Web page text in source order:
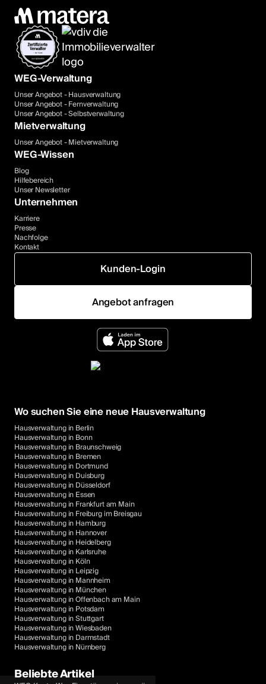
WEG-Verwaltung
Unser Angebot - Hausverwaltung
Unser Angebot - Fernverwaltung
Unser Angebot - Selbstverwaltung
Mietverwaltung
Unser Angebot - Mietverwaltung
WEG-Wissen
Blog
Hilfebereich
Unser Newsletter
Unternehmen
Karriere
Presse
Nachfolge
Kontakt
Kunden-Login
Angebot anfragen
Wo suchen Sie eine neue Hausverwaltung
Hausverwaltung in Berlin
Hausverwaltung in Bonn
Hausverwaltung in Braunschweig
Hausverwaltung in Bremen
Hausverwaltung in Dortmund
Hausverwaltung in Duisburg
Hausverwaltung in Düsseldorf
Hausverwaltung in Essen
Hausverwaltung in Frankfurt am Main
Hausverwaltung in Freiburg im Breisgau
Hausverwaltung in Hamburg
Hausverwaltung in Hannover
Hausverwaltung in Heidelberg
Hausverwaltung in Karlsruhe
Hausverwaltung in Köln
Hausverwaltung in Leipzig
Hausverwaltung in Mannheim
Hausverwaltung in München
Hausverwaltung in Offenbach am Main
Hausverwaltung in Potsdam
Hausverwaltung in Stuttgart
Hausverwaltung in Wiesbaden
Hausverwaltung in Darmstadt
Hausverwaltung in Nürnberg
Beliebte Artikel